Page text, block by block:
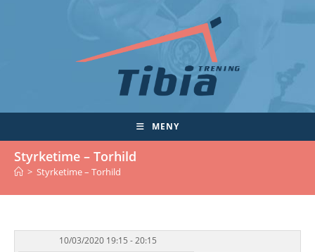
MENY
Styrketime – Torhild
> Styrketime – Torhild
DATO/TID EVENT TILGJENGELIGHET
10/03/2020 19:15 - 20:15